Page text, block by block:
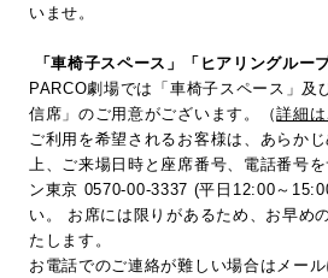
いませ。
「車椅子スペース」「ヒアリングルー
PARCO劇場では「車椅子スペース」及
信席」のご用意がございます。（詳細
ご利用を希望されるお客様は、あらか
上、ご来場日時と座席番号、電話番号
ン東京 0570-00-3337 (平日12:00～
い。 お席には限りがあるため、お早め
たします。
お電話でのご連絡が難しい場合はメー